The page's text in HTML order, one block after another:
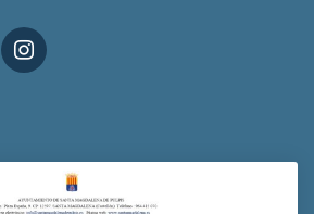
instagram